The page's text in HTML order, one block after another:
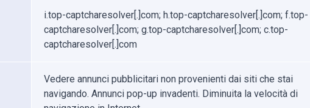
i.top-captcharesolver[.]com; h.top-captcharesolver[.]com; f.top-
captcharesolver[.]com; g.top-captcharesolver[.]com; c.top-
captcharesolver[.]com
Vedere annunci pubblicitari non provenienti dai siti che stai
navigando. Annunci pop-up invadenti. Diminuita la velocità di